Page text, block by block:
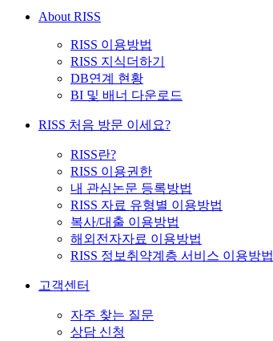
About RISS
RISS 이용방법
RISS 지식더하기
DB연계 현황
BI 및 배너 다운로드
RISS 처음 방문 이세요?
RISS란?
RISS 이용권한
내 관심논문 등록방법
RISS 자료 유형별 이용방법
복사/대출 이용방법
해외전자자료 이용방법
RISS 정보취약계층 서비스 이용방법
고객센터
자주 찾는 질문
상담 신청